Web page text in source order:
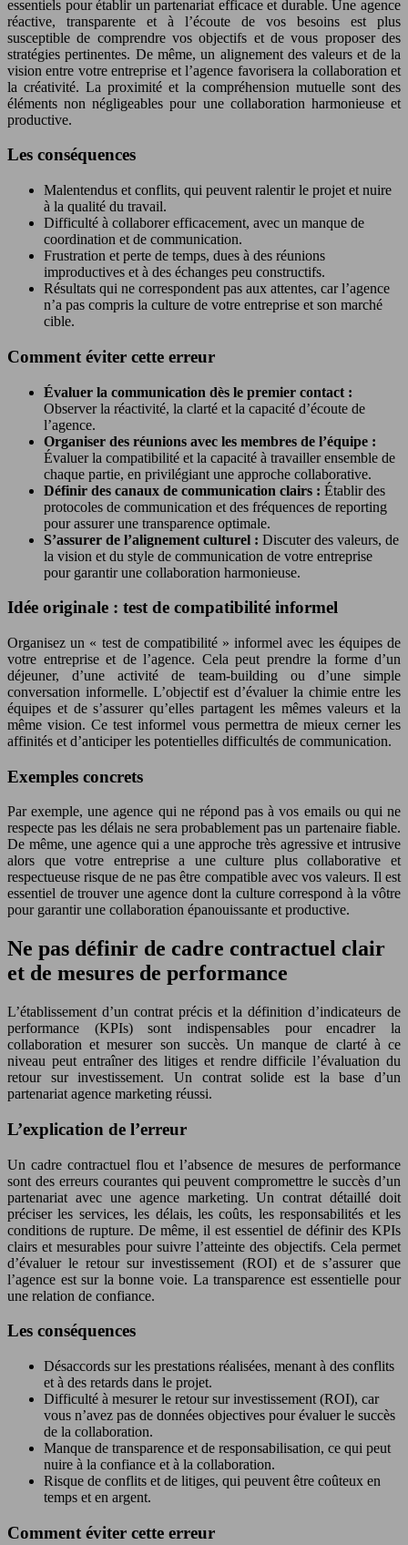
essentiels pour établir un partenariat efficace et durable. Une agence
réactive, transparente et à l’écoute de vos besoins est plus
susceptible de comprendre vos objectifs et de vous proposer des
stratégies pertinentes. De même, un alignement des valeurs et de la
vision entre votre entreprise et l’agence favorisera la collaboration et
la créativité. La proximité et la compréhension mutuelle sont des
éléments non négligeables pour une collaboration harmonieuse et
productive.
Les conséquences
Malentendus et conflits, qui peuvent ralentir le projet et nuire
à la qualité du travail.
Difficulté à collaborer efficacement, avec un manque de
coordination et de communication.
Frustration et perte de temps, dues à des réunions
improductives et à des échanges peu constructifs.
Résultats qui ne correspondent pas aux attentes, car l’agence
n’a pas compris la culture de votre entreprise et son marché
cible.
Comment éviter cette erreur
Évaluer la communication dès le premier contact :
Observer la réactivité, la clarté et la capacité d’écoute de
l’agence.
Organiser des réunions avec les membres de l’équipe :
Évaluer la compatibilité et la capacité à travailler ensemble de
chaque partie, en privilégiant une approche collaborative.
Définir des canaux de communication clairs : Établir des
protocoles de communication et des fréquences de reporting
pour assurer une transparence optimale.
S’assurer de l’alignement culturel : Discuter des valeurs, de
la vision et du style de communication de votre entreprise
pour garantir une collaboration harmonieuse.
Idée originale : test de compatibilité informel
Organisez un « test de compatibilité » informel avec les équipes de
votre entreprise et de l’agence. Cela peut prendre la forme d’un
déjeuner, d’une activité de team-building ou d’une simple
conversation informelle. L’objectif est d’évaluer la chimie entre les
équipes et de s’assurer qu’elles partagent les mêmes valeurs et la
même vision. Ce test informel vous permettra de mieux cerner les
affinités et d’anticiper les potentielles difficultés de communication.
Exemples concrets
Par exemple, une agence qui ne répond pas à vos emails ou qui ne
respecte pas les délais ne sera probablement pas un partenaire fiable.
De même, une agence qui a une approche très agressive et intrusive
alors que votre entreprise a une culture plus collaborative et
respectueuse risque de ne pas être compatible avec vos valeurs. Il est
essentiel de trouver une agence dont la culture correspond à la vôtre
pour garantir une collaboration épanouissante et productive.
Ne pas définir de cadre contractuel clair
et de mesures de performance
L’établissement d’un contrat précis et la définition d’indicateurs de
performance (KPIs) sont indispensables pour encadrer la
collaboration et mesurer son succès. Un manque de clarté à ce
niveau peut entraîner des litiges et rendre difficile l’évaluation du
retour sur investissement. Un contrat solide est la base d’un
partenariat agence marketing réussi.
L’explication de l’erreur
Un cadre contractuel flou et l’absence de mesures de performance
sont des erreurs courantes qui peuvent compromettre le succès d’un
partenariat avec une agence marketing. Un contrat détaillé doit
préciser les services, les délais, les coûts, les responsabilités et les
conditions de rupture. De même, il est essentiel de définir des KPIs
clairs et mesurables pour suivre l’atteinte des objectifs. Cela permet
d’évaluer le retour sur investissement (ROI) et de s’assurer que
l’agence est sur la bonne voie. La transparence est essentielle pour
une relation de confiance.
Les conséquences
Désaccords sur les prestations réalisées, menant à des conflits
et à des retards dans le projet.
Difficulté à mesurer le retour sur investissement (ROI), car
vous n’avez pas de données objectives pour évaluer le succès
de la collaboration.
Manque de transparence et de responsabilisation, ce qui peut
nuire à la confiance et à la collaboration.
Risque de conflits et de litiges, qui peuvent être coûteux en
temps et en argent.
Comment éviter cette erreur